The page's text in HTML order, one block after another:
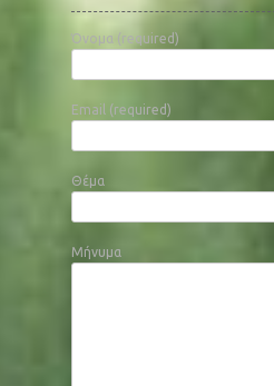
Όνομα (required)
Email (required)
Θέμα
Μήνυμα